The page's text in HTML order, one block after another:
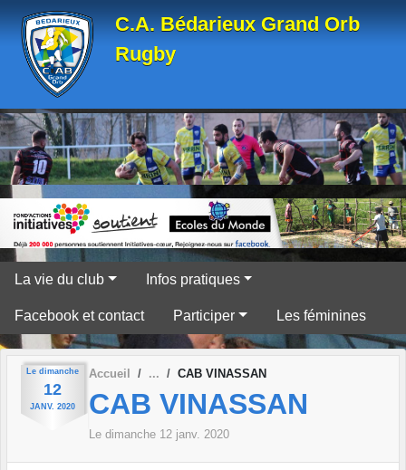
C.A. Bédarieux Grand Orb
Rugby
La vie du club Infos pratiques
Facebook et contact Participer Les féminines
Le dimanche
12
JANV. 2020
Accueil CAB VINASSAN
CAB VINASSAN
Le dimanche 12 janv. 2020
Panneau de gestion des cookies